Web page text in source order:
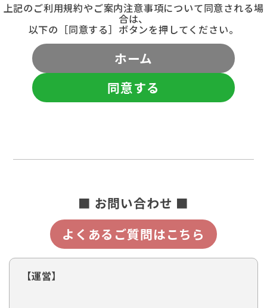
上記のご利用規約やご案内注意事項について同意される場
合は、
以下の［同意する］ボタンを押してください。
ホーム
同意する
■ お問い合わせ ■
よくあるご質問はこちら
【運営】